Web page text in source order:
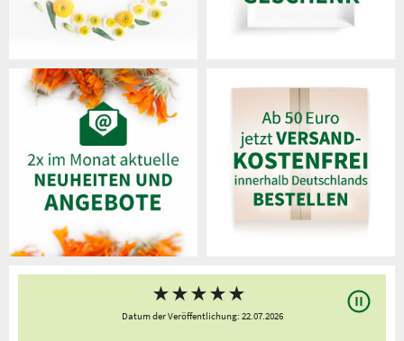
★★★★★
Datum der Veröffentlichung: 22.07.2026